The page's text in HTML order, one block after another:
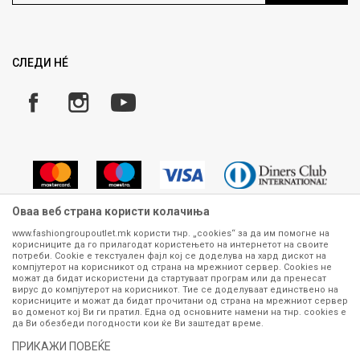
Замена и рефундација на производи
Плаќање
СЛЕДИ НÉ
Сите информации околу производите кои се изложени на нашата
онлајн продавница се стремиме да бидат конкретни, точни и прецизни,
меѓутоа не можеме да гарантираме дека се без ниту една грешка или
пак дека сите производи во моментот се достапни на залиха.
Фотографиите се најверодостојниот приказ на производот. Доколку
дојде до потреба за замена на производ или рефундација, процедурата
контактирајте не на телефонскиот број 070 275 363 или на е-
Оваа веб страна користи колачиња
www.fashiongroupoutlet.mk користи тнр. „cookies“ за да им помогне на
корисниците да го прилагодат користењето на интернетот на своите
потреби. Cookie е текстуален фајл кој се доделува на хард дискот на
компјутерот на корисникот од страна на мрежниот сервер. Cookies не
можат да бидат искористени да стартуваат програм или да пренесат
вирус до компјутерот на корисникот. Тие се доделуваат единствено на
корисниците и можат да бидат прочитани од страна на мрежниот сервер
во доменот кој Ви ги пратил. Една од основните намени на тнр. сookies е
да Ви обезбеди погодности кои ќе Ви заштедат време.
ПРИКАЖИ ПОВЕЌЕ